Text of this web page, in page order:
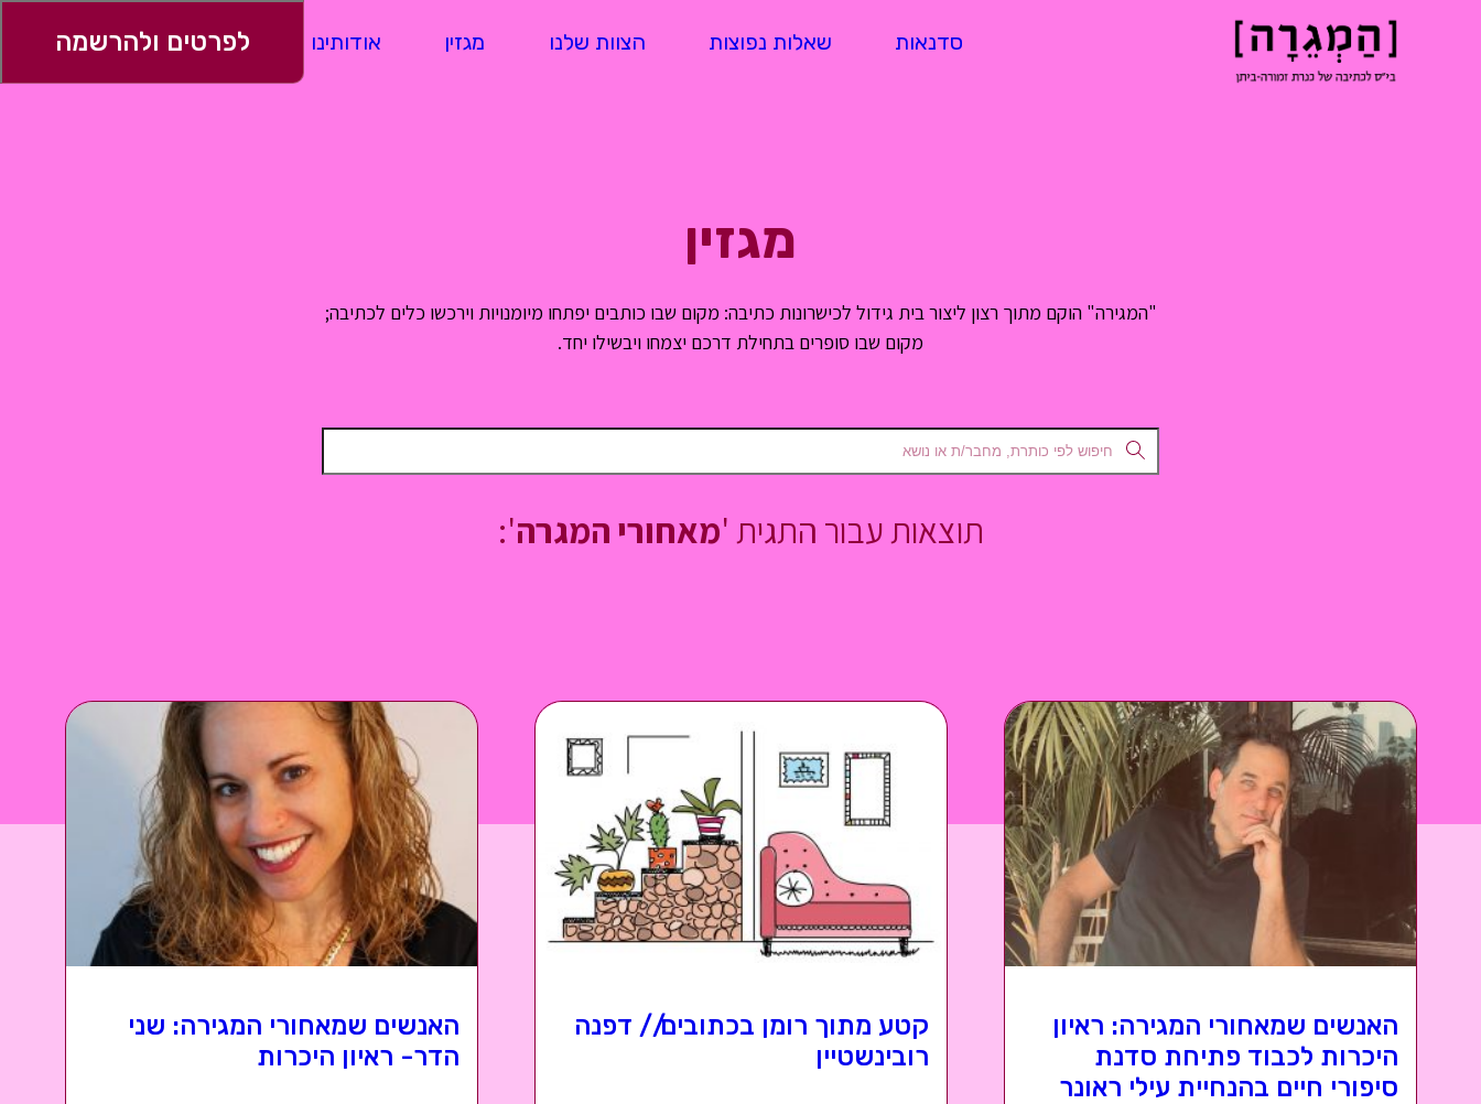
סדנאות שאלות נפוצות הצוות שלנו מגזין אודותינו ספרי בוגרים
לפרטים ולהרשמה
מגזין
"המגירה" הוקם מתוך רצון ליצור בית גידול לכישרונות כתיבה: מקום שבו כותבים יפתחו מיומנויות וירכשו כלים לכתיבה;
מקום שבו סופרים בתחילת דרכם יצמחו ויבשילו יחד.
תוצאות עבור התגית 'מאחורי המגרה':
האנשים שמאחורי המגירה: ראיון
היכרות לכבוד פתיחת סדנת
סיפורי חיים בהנחיית עילי ראונר
קטע מתוך רומן בכתובים// דפנה
רובינשטיין
האנשים שמאחורי המגירה: שני
הדר- ראיון היכרות